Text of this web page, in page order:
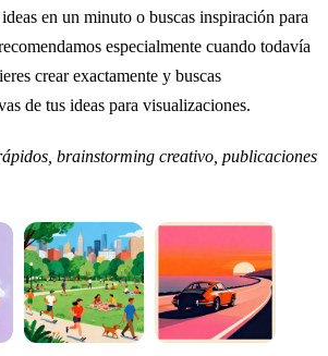
en un minuto o buscas inspiración para
especialmente cuando todavía
crear exactamente y buscas
de tus ideas para visualizaciones.
brainstorming creativo, publicaciones